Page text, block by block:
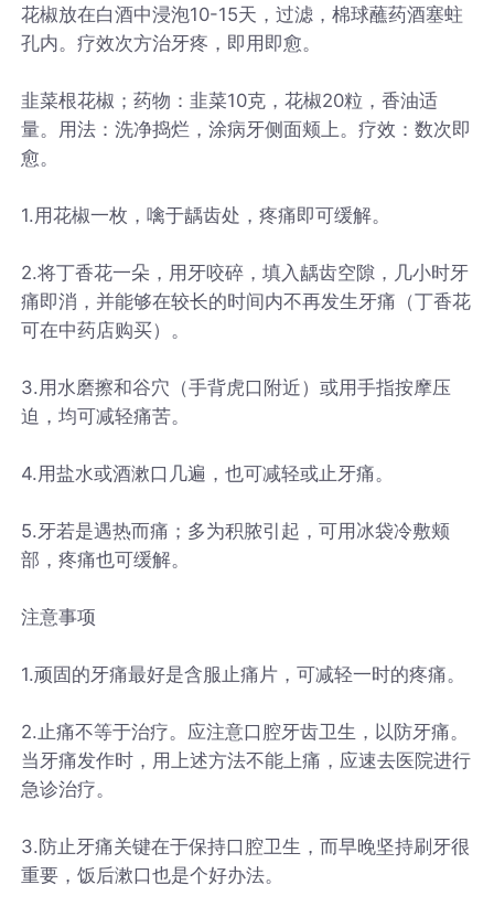
花椒放在白酒中浸泡10-15天，过滤，棉球蘸药酒塞蛀
孔内。疗效次方治牙疼，即用即愈。
韭菜根花椒；药物：韭菜10克，花椒20粒，香油适
量。用法：洗净捣烂，涂病牙侧面颊上。疗效：数次即
愈。
1.用花椒一枚，噙于龋齿处，疼痛即可缓解。
2.将丁香花一朵，用牙咬碎，填入龋齿空隙，几小时牙
痛即消，并能够在较长的时间内不再发生牙痛（丁香花
可在中药店购买）。
3.用水磨擦和谷穴（手背虎口附近）或用手指按摩压
迫，均可减轻痛苦。
4.用盐水或酒漱口几遍，也可减轻或止牙痛。
5.牙若是遇热而痛；多为积脓引起，可用冰袋冷敷颊
部，疼痛也可缓解。
注意事项
1.顽固的牙痛最好是含服止痛片，可减轻一时的疼痛。
2.止痛不等于治疗。应注意口腔牙齿卫生，以防牙痛。
当牙痛发作时，用上述方法不能上痛，应速去医院进行
急诊治疗。
3.防止牙痛关键在于保持口腔卫生，而早晚坚持刷牙很
重要，饭后漱口也是个好办法。